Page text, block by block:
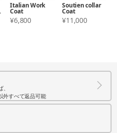
Italian Work
Coat
¥6,800
Soutien collar
Coat
¥11,000
外すべて返品可能